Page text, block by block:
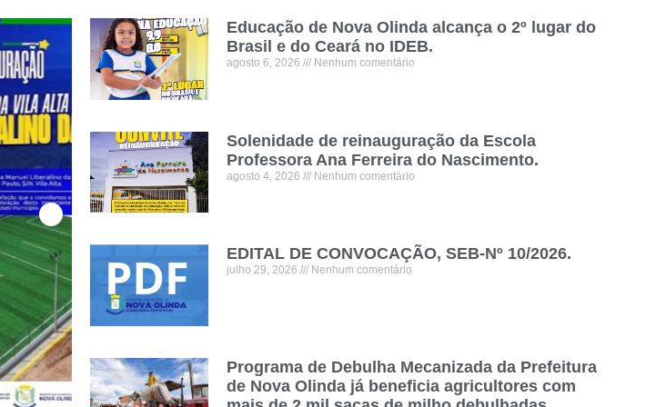
Educação de Nova Olinda alcança o 2º lugar do
Brasil e do Ceará no IDEB.
agosto 6, 2026 Nenhum comentário
Solenidade de reinauguração da Escola
Professora Ana Ferreira do Nascimento.
agosto 4, 2026 Nenhum comentário
EDITAL DE CONVOCAÇÃO, SEB-Nº 10/2026.
julho 29, 2026 Nenhum comentário
Programa de Debulha Mecanizada da Prefeitura
de Nova Olinda já beneficia agricultores com